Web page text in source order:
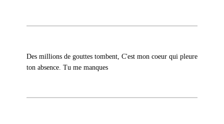
Des millions de gouttes tombent, C'est mon coeur qui pleure
ton absence. Tu me manques